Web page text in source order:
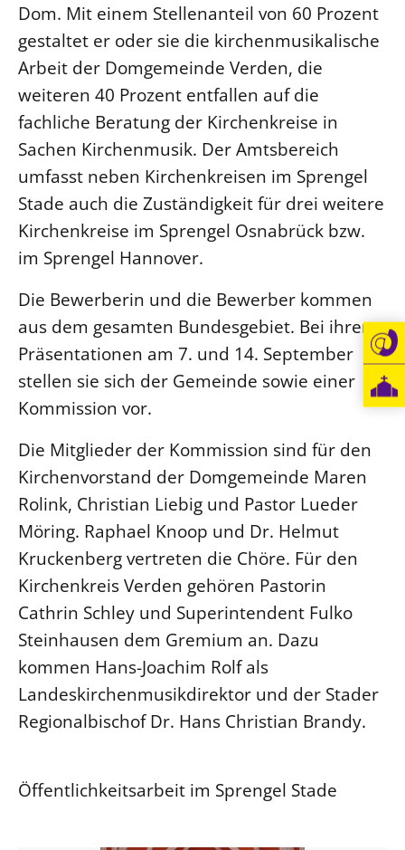
Dom. Mit einem Stellenanteil von 60 Prozent
gestaltet er oder sie die kirchenmusikalische
Arbeit der Domgemeinde Verden, die
weiteren 40 Prozent entfallen auf die
fachliche Beratung der Kirchenkreise in
Sachen Kirchenmusik. Der Amtsbereich
umfasst neben Kirchenkreisen im Sprengel
Stade auch die Zuständigkeit für drei weitere
Kirchenkreise im Sprengel Osnabrück bzw.
im Sprengel Hannover.
Die Bewerberin und die Bewerber kommen
aus dem gesamten Bundesgebiet. Bei ihren
Präsentationen am 7. und 14. September
stellen sie sich der Gemeinde sowie einer
Kommission vor.
Die Mitglieder der Kommission sind für den
Kirchenvorstand der Domgemeinde Maren
Rolink, Christian Liebig und Pastor Lueder
Möring. Raphael Knoop und Dr. Helmut
Kruckenberg vertreten die Chöre. Für den
Kirchenkreis Verden gehören Pastorin
Cathrin Schley und Superintendent Fulko
Steinhausen dem Gremium an. Dazu
kommen Hans-Joachim Rolf als
Landeskirchenmusikdirektor und der Stader
Regionalbischof Dr. Hans Christian Brandy.
Öffentlichkeitsarbeit im Sprengel Stade
Kantine Speiseplan
Kirchliches Amtsblatt
Kirchliche Verwaltung
Klimaschutzgesetz
Kunstreferat
NKVK
Öffentlichkeitsarbeit
Personalausschuss
Projektmanagement
Recht
Terminstundenplaner